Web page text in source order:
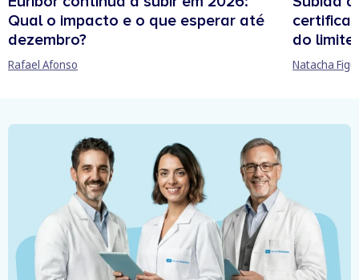
Qual o impacto e o que esperar até
dezembro?
Rafael Afonso
do limite
Natacha